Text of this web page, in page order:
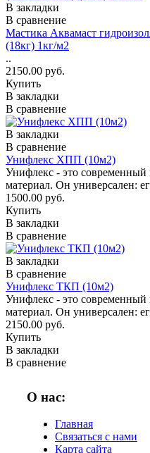
В закладки
В сравнение
Мастика Аквамаст
(18кг) 1кг/м2
..
2150.00 руб.
Купить
В закладки
В сравнение
В закладки
В сравнение
Унифлекс ХПП (10м2)
Унифлекс - это
материал. Он универсален:
1500.00 руб.
Купить
В закладки
В сравнение
В закладки
В сравнение
Унифлекс ТКП (10м2)
Унифлекс - это
материал. Он универсален:
2150.00 руб.
Купить
В закладки
В сравнение
О нас:
Главная
Связаться с нами
Карта сайта